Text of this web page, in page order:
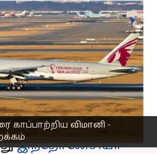
காப்பாற்றிய விமானி -
சென்னையில்
கத்தார்
விமானம்!
25, 2023 03:29 pm
இந்தோனேசியா